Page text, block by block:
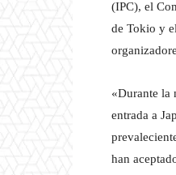
(IPC), el
de Tokio y
«Durante la
entrada a
han